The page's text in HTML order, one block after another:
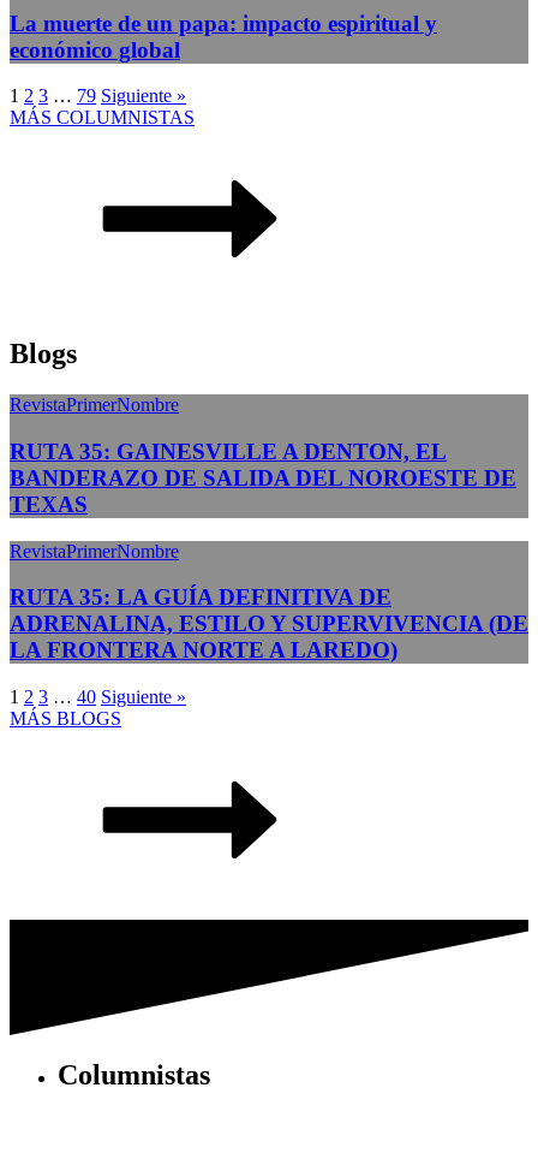
La muerte de un papa: impacto espiritual y
económico global
1 2 3 … 79 Siguiente »
MÁS COLUMNISTAS
Blogs
RevistaPrimerNombre
RUTA 35: GAINESVILLE A DENTON, EL
BANDERAZO DE SALIDA DEL NOROESTE DE
TEXAS
RevistaPrimerNombre
RUTA 35: LA GUÍA DEFINITIVA DE
ADRENALINA, ESTILO Y SUPERVIVENCIA (DE
LA FRONTERA NORTE A LAREDO)
1 2 3 … 40 Siguiente »
MÁS BLOGS
Columnistas